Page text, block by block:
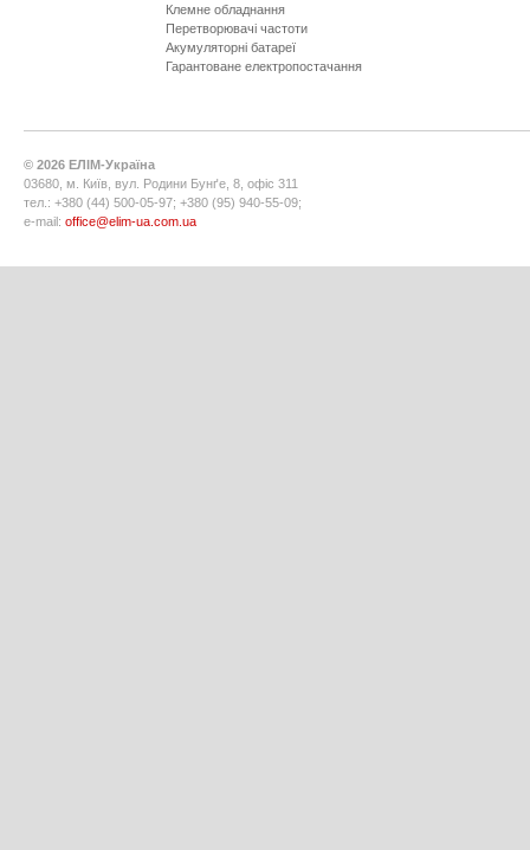
Клемне обладнання
Перетворювачі частоти
Акумуляторні батареї
Гарантоване електропостачання
© 2026 ЕЛІМ-Україна
03680, м. Київ, вул. Родини Бунґе, 8, офіс 311
тел.: +380 (44) 500-05-97; +380 (95) 940-55-09;
e-mail: office@elim-ua.com.ua